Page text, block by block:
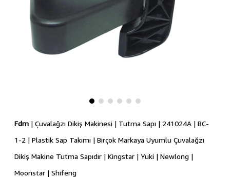
Fdm| Çuvalağzı Dikiş Makinesi | Tutma Sapı | 241024A | BC-
1-2 | Plastik Sap Takımı | Birçok Markaya Uyumlu Çuvalağzı
Dikiş Makine Tutma Sapıdır | Kingstar | Yuki | Newlong |
Moonstar | Shifeng